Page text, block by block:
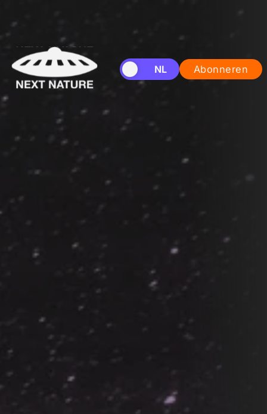
EN NL Abonneren